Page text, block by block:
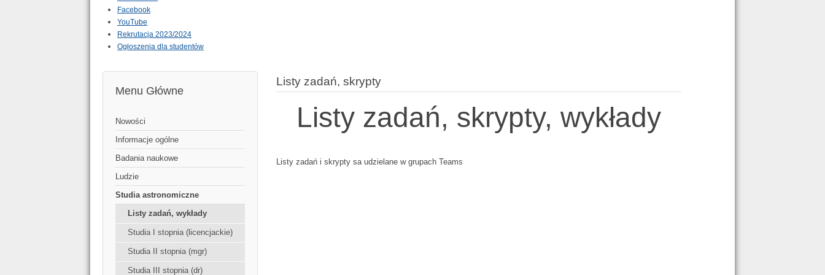
Facebook
YouTube
Rekrutacja 2023/2024
Ogłoszenia dla studentów
Menu Główne
Nowości
Informacje ogólne
Badania naukowe
Ludzie
Studia astronomiczne
Listy zadań, wykłady
Studia I stopnia (licencjackie)
Studia II stopnia (mgr)
Studia III stopnia (dr)
Listy zadań, skrypty
Listy zadań, skrypty, wykłady
Listy zadań i skrypty sa udzielane w grupach Teams